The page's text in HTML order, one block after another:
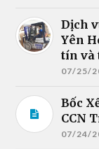
Dịch
Yên
tín và
07/25/
Bốc
CCN
07/24/